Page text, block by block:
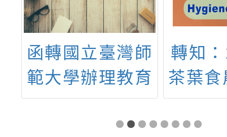
函轉國立臺灣師
範大學辦理教育
部辦理「114年
學校體育課程與
轉知
茶葉
案徵
案，